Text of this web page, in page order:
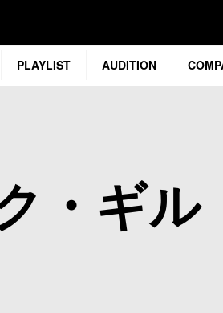
PLAYLIST AUDITION
・ギル